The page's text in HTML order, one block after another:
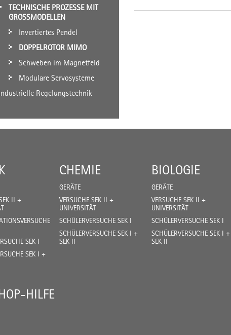
TECHNISCHE PROZESSE MIT
GROSSMODELLEN
Invertiertes Pendel
DOPPELROTOR MIMO
Schweben im Magnetfeld
Modulare Servosysteme
Regelungstechnik
II +
SEK I
SEK I +
CHEMIE
GERÄTE
VERSUCHE SEK II +
UNIVERSITÄT
SCHÜLERVERSUCHE SEK I
SCHÜLERVERSUCHE SEK I +
SEK II
BIOLOGIE
GERÄTE
VERSUCHE SEK II +
UNIVERSITÄT
SCHÜLERVERSUCHE SEK I
SCHÜLERVERSUCHE SEK I +
SEK II
HILFE